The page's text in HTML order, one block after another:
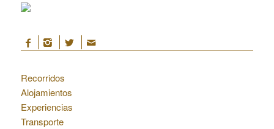
Recorridos
Alojamientos
Experiencias
Transporte